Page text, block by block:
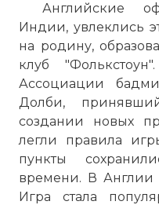
Английские
Индии, увлеклись
на родину,
клуб
Ассоциации
Долби,
создании новых
легли правила
пункты
времени. В Англии
Игра стала